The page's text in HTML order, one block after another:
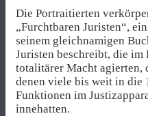
Die Portraitierten
„Furchtbaren Juristen“,
seinem gleichnamigen
Juristen beschreibt, die
totalitärer Macht agierten,
denen viele bis weit in die
Funktionen im
innehatten.